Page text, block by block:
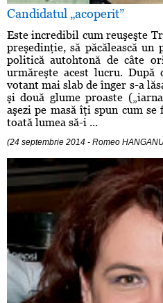
Candidatul „acoperit”
Este incredibil cum reuşeşte
preşedinţie, să păcălească un
politică autohtonă de câte
urmăreşte acest lucru.
votant mai slab de înger s-a
şi două glume proaste
aşezi pe masă îţi spun cum
toată lumea să-i ...
(24 septembrie 2014 - Romeo